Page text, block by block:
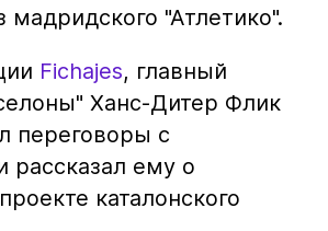
мадридского "Атлетико".
Fichajes, главный
Ханс-Дитер Флик
переговоры с
рассказал ему о
каталонского